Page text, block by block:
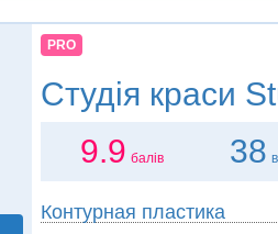
PRO
Студія краси
9.9 балів 38
Контурная пластика